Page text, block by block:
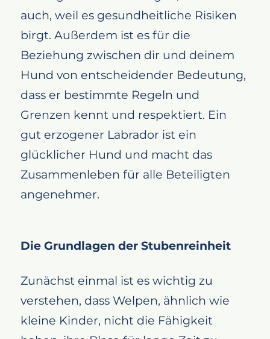
auch, weil es gesundheitliche Risiken
birgt. Außerdem ist es für die
Beziehung zwischen dir und deinem
Hund von entscheidender Bedeutung,
dass er bestimmte Regeln und
Grenzen kennt und respektiert. Ein
gut erzogener Labrador ist ein
glücklicher Hund und macht das
Zusammenleben für alle Beteiligten
angenehmer.
Die Grundlagen der Stubenreinheit
Zunächst einmal ist es wichtig zu
verstehen, dass Welpen, ähnlich wie
kleine Kinder, nicht die Fähigkeit